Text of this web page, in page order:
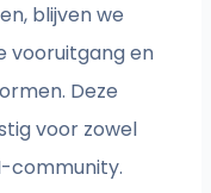
blijven we
vooruitgang en
Deze
voor zowel
community.